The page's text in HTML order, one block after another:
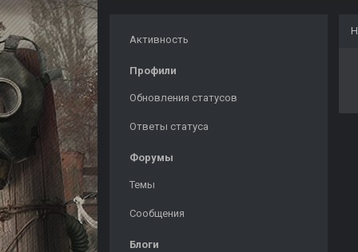
Активность
Профили
Обновления статусов
Ответы статуса
Форумы
Темы
Сообщения
Блоги